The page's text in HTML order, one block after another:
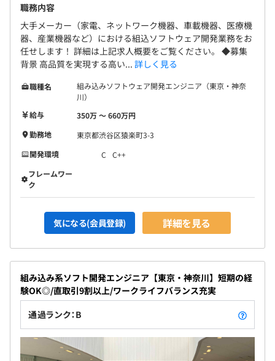
職務内容
大手メーカー（家電、ネットワーク機器、⾞載機器、医療機
器、産業機器など）における組込ソフトウェア開発業務をお
任せします！ 詳細は上記求人概要をご覧ください。 ◆募集
背景 ⾼品質を実現する高い... 詳しく見る
職種名
組み込みソフトウェア開発エンジニア（東京・神奈
川）
給与
350万 〜 660万円
勤務地
東京都渋谷区猿楽町3-3
開発環境
C
C++
フレームワー
ク
気になる(会員登録) 詳細を見る
組み込み系ソフト開発エンジニア【東京・神奈川】短期の経
験OK◎/直取引9割以上/ワークライフバランス充実
通過ランク：B